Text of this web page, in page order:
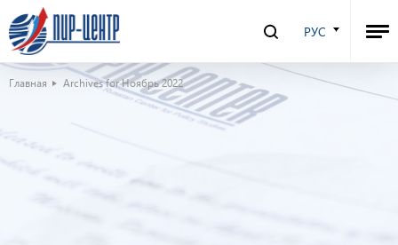
РУС
Главная Archives for Ноябрь 2022